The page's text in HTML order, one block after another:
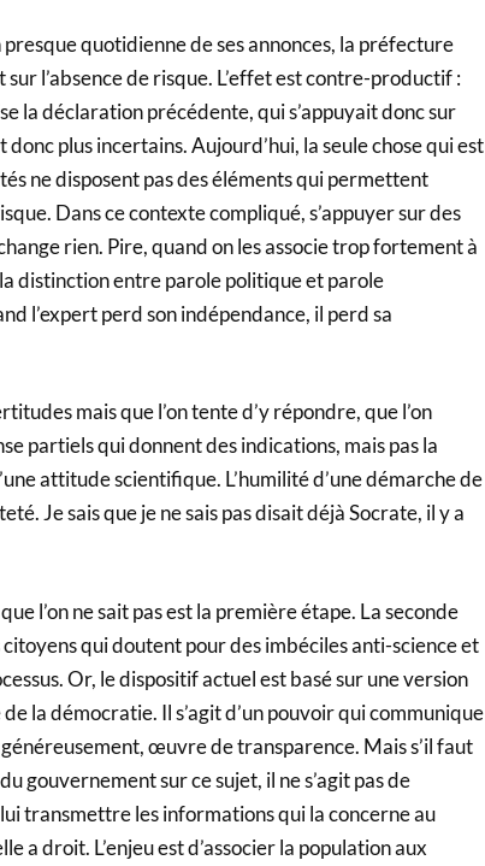
quotidienne de ses annonces, la préfecture
l’absence de risque. L’effet est contre-productif :
la déclaration précédente, qui s’appuyait donc sur
plus incertains. Aujourd’hui, la seule chose qui est
ne disposent pas des éléments qui permettent
Dans ce contexte compliqué, s’appuyer sur des
rien. Pire, quand on les associe trop fortement à
distinction entre parole politique et parole
l’expert perd son indépendance, il perd sa
mais que l’on tente d’y répondre, que l’on
partiels qui donnent des indications, mais pas la
attitude scientifique. L’humilité d’une démarche de
Je sais que je ne sais pas disait déjà Socrate, il y a
l’on ne sait pas est la première étape. La seconde
qui doutent pour des imbéciles anti-science et
Or, le dispositif actuel est basé sur une version
la démocratie. Il s’agit d’un pouvoir qui communique
œuvre de transparence. Mais s’il faut
gouvernement sur ce sujet, il ne s’agit pas de
transmettre les informations qui la concerne au
a droit. L’enjeu est d’associer la population aux